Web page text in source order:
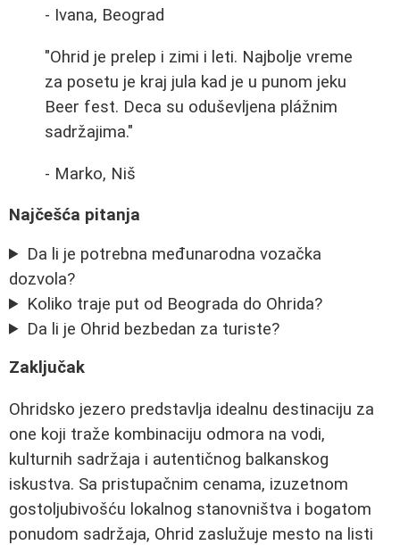
- Ivana, Beograd
"Ohrid je prelep i zimi i leti. Najbolje vreme
za posetu je kraj jula kad je u punom jeku
Beer fest. Deca su oduševljena plážnim
sadržajima."
- Marko, Niš
Najčešća pitanja
Da li je potrebna međunarodna vozačka
dozvola?
Koliko traje put od Beograda do Ohrida?
Da li je Ohrid bezbedan za turiste?
Zaključak
Ohridsko jezero predstavlja idealnu destinaciju za
one koji traže kombinaciju odmora na vodi,
kulturnih sadržaja i autentičnog balkanskog
iskustva. Sa pristupačnim cenama, izuzetnom
gostoljubivošću lokalnog stanovništva i bogatom
ponudom sadržaja, Ohrid zaslužuje mesto na listi